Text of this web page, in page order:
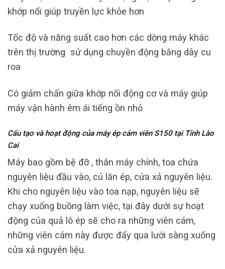
khớp nối giúp truyền lực khỏe hơn
Tốc độ và năng suất cao hơn các dòng máy khác
trên thị trường sử dụng chuyền động bằng dây cu
roa
Có giảm chấn giữa khớp nối động cơ và máy giúp
máy vận hành êm ái tiếng ồn nhỏ
Cấu tạo và hoạt động của máy ép cám viên S150 tại Tỉnh Lào
Cai
Máy bao gồm bệ đỡ , thân máy chính, toa chứa
nguyên liệu đầu vào, củ lăn ép, cửa xả nguyên liệu.
Khi cho nguyên liệu vào toa nạp, nguyên liệu sẽ
chạy xuống buồng làm việc, tại đây dưới sự hoạt
động của quả lô ép sẽ cho ra những viên cám,
những viên cám này được đẩy qua lưới sàng xuống
cửa xả nguyên liệu.